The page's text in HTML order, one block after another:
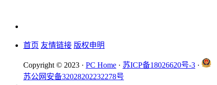
首页 友情链接 版权申明
Copyright © 2023 · PC Home · 苏ICP备18026620号-3 ·
苏公网安备32028202232278号